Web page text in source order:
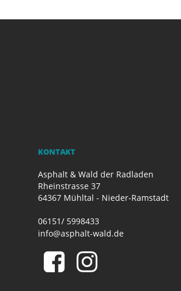
KONTAKT
Asphalt & Wald der Radladen
Rheinstrasse 37
64367 Mühltal - Nieder-Ramstadt
06151/ 5998433
info@asphalt-wald.de